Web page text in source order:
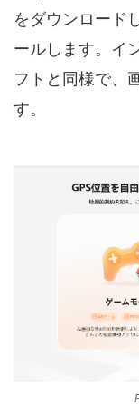
をダウンロード
ールします。イ
フトと同様で、
す。